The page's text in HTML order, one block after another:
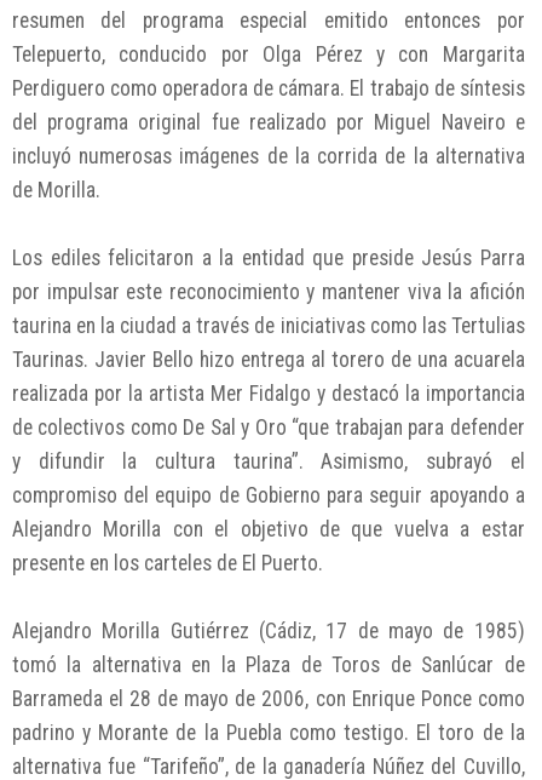
resumen del programa especial emitido entonces por
Telepuerto, conducido por Olga Pérez y con Margarita
Perdiguero como operadora de cámara. El trabajo de síntesis
del programa original fue realizado por Miguel Naveiro e
incluyó numerosas imágenes de la corrida de la alternativa
de Morilla.
Los ediles felicitaron a la entidad que preside Jesús Parra
por impulsar este reconocimiento y mantener viva la afición
taurina en la ciudad a través de iniciativas como las Tertulias
Taurinas. Javier Bello hizo entrega al torero de una acuarela
realizada por la artista Mer Fidalgo y destacó la importancia
de colectivos como De Sal y Oro “que trabajan para defender
y difundir la cultura taurina”. Asimismo, subrayó el
compromiso del equipo de Gobierno para seguir apoyando a
Alejandro Morilla con el objetivo de que vuelva a estar
presente en los carteles de El Puerto.
Alejandro Morilla Gutiérrez (Cádiz, 17 de mayo de 1985)
tomó la alternativa en la Plaza de Toros de Sanlúcar de
Barrameda el 28 de mayo de 2006, con Enrique Ponce como
padrino y Morante de la Puebla como testigo. El toro de la
alternativa fue “Tarifeño”, de la ganadería Núñez del Cuvillo,